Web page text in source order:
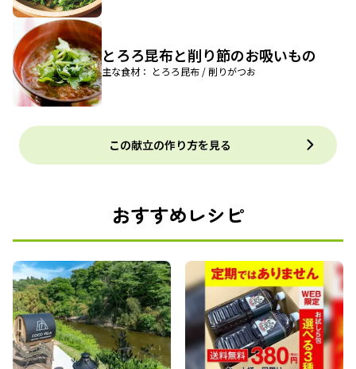
とろろ昆布と削り節のお吸いもの
主な食材： とろろ昆布 / 削りがつお
この献立の作り方を見る
おすすめレシピ